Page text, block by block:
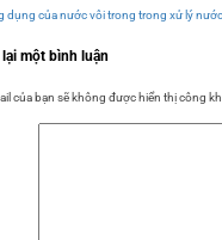
dụng của nước vôi trong trong xử lý
một bình luận
của bạn sẽ không được hiển thị công